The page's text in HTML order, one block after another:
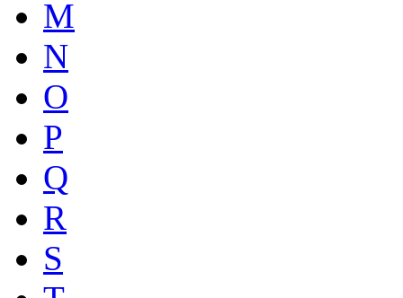
M
N
O
P
Q
R
S